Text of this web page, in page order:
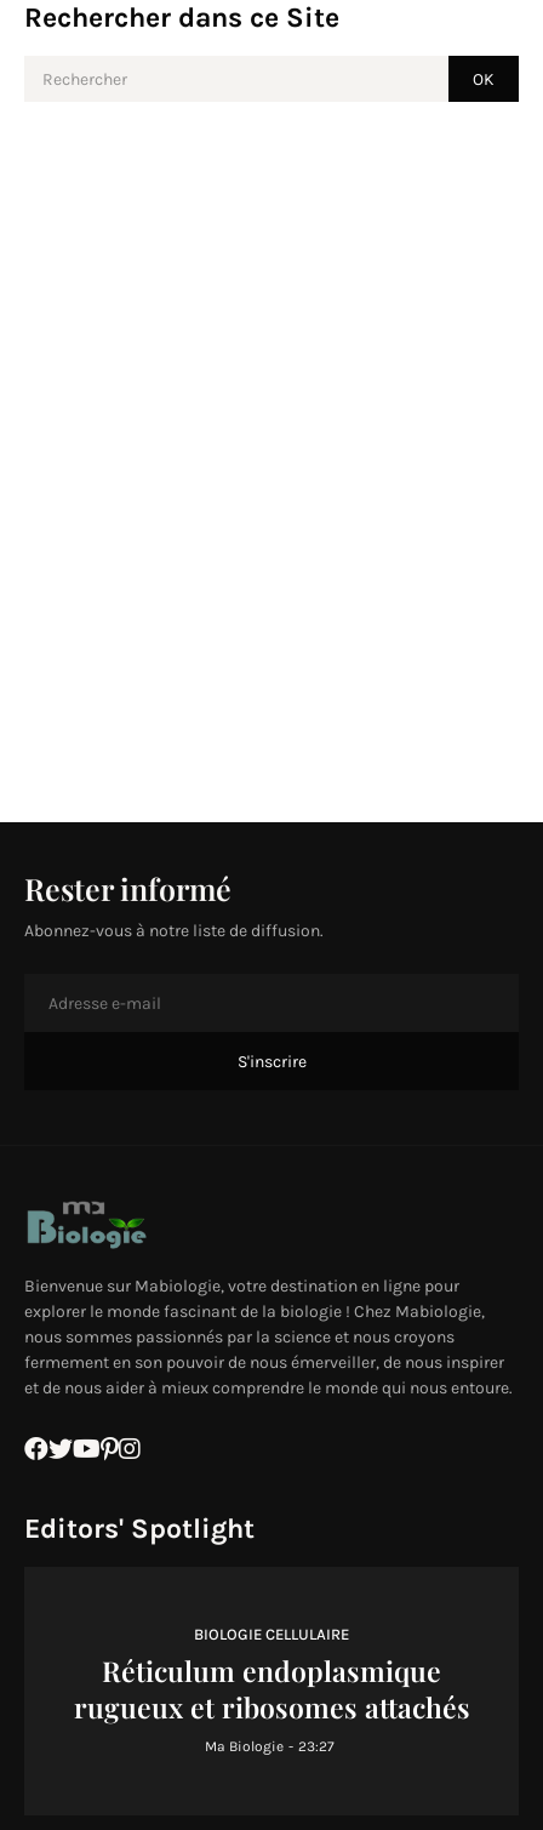
Rechercher dans ce Site
Rester informé
Abonnez-vous à notre liste de diffusion.
Bienvenue sur Mabiologie, votre destination en ligne pour
explorer le monde fascinant de la biologie ! Chez Mabiologie,
nous sommes passionnés par la science et nous croyons
fermement en son pouvoir de nous émerveiller, de nous inspirer
et de nous aider à mieux comprendre le monde qui nous entoure.
Editors' Spotlight
BIOLOGIE CELLULAIRE
Réticulum endoplasmique
rugueux et ribosomes attachés
Ma Biologie - 23:27